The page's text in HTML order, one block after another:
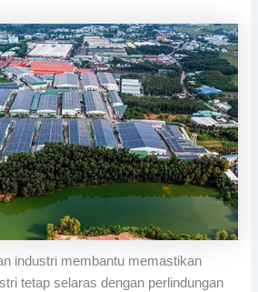
industri membantu memastikan
tetap selaras dengan perlindungan